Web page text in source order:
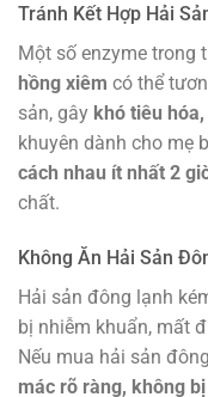
Tránh Kết Hợp Hải
Một số enzyme trong
hồng xiêm có thể
sản, gây khó tiêu
khuyên dành cho mẹ
cách nhau ít nhất 2
chất.
Không Ăn Hải Sản
Hải sản đông lạnh
bị nhiễm khuẩn, mất
Nếu mua hải sản
mác rõ ràng, không